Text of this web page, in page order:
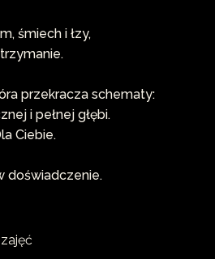
śmiech i łzy,
przekracza schematy:
i pełnej głębi.
Ciebie.
doświadczenie.